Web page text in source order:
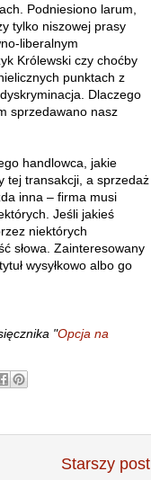
Podniesiono larum,
tylko niszowej prasy
liberalnym
Królewski czy choćby
punktach z
Dlaczego
sprzedawano nasz
handlowca, jakie
tej transakcji, a sprzedaż
inna – firma musi
Jeśli jakieś
niektórych
słowa. Zainteresowany
wysyłkowo albo go
"Opcja na
Starszy post